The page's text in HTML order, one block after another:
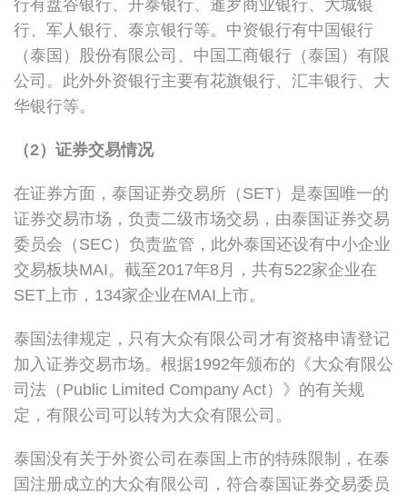
行有盘谷银行、开泰银行、暹罗商业银行、大城银
行、军人银行、泰京银行等。中资银行有中国银行
（泰国）股份有限公司、中国工商银行（泰国）有限
公司。此外外资银行主要有花旗银行、汇丰银行、大
华银行等。
（2）证券交易情况
在证券方面，泰国证券交易所（SET）是泰国唯一的
证券交易市场，负责二级市场交易，由泰国证券交易
委员会（SEC）负责监管，此外泰国还设有中小企业
交易板块MAI。截至2017年8月，共有522家企业在
SET上市，134家企业在MAI上市。
泰国法律规定，只有大众有限公司才有资格申请登记
加入证券交易市场。根据1992年颁布的《大众有限公
司法（Public Limited Company Act）》的有关规
定，有限公司可以转为大众有限公司。
泰国没有关于外资公司在泰国上市的特殊限制，在泰
国注册成立的大众有限公司，符合泰国证券交易委员